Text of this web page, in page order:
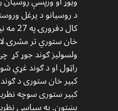
کال
خان ستوري تر مشرۍ
ولسولیز ګوند جوړ کړ
راټول او د ګوند غړي
کبیر خان ستوری د
کبیر ستوری سوچه
پښتون. په سیاسي